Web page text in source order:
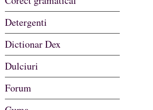
Detergenti
Dictionar Dex
Dulciuri
Forum